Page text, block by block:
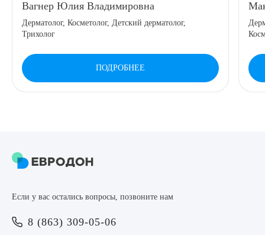
8 (863) 309-05-06
ЗАКАЗАТЬ ЗВОНОК
ЗАПИСЬ ОНЛАЙН
Вагнер Юлия Владимировна
Дерматолог, Косметолог, Детский дерматолог,
Трихолог
ПОДРОБНЕЕ
Если у вас остались вопросы, позвоните нам
8 (863) 309-05-06ОТПРАВИТЬ